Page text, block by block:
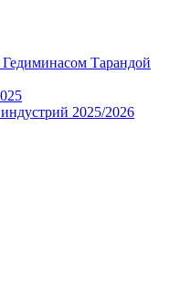
Тарандой
2025/2026